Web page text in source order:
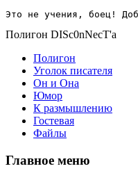
Это не учения, боец!
Полигон DISc0nNecT'a
Полигон
Уголок писателя
Он и Она
Юмор
К размышлению
Гостевая
Файлы
Главное меню